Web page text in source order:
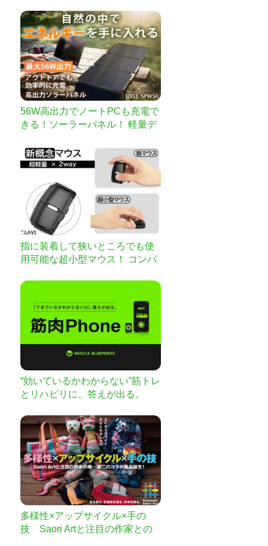
56W高出力でノートPCも充電で
きる！ソーラーパネル！ 軽量デ
高速充電！
指に装着して狭いところでも使
用可能な超小型マウス！ コンパ
横どちらでも自由に使えるマウ
“効いているかわからない”筋トレ
とリハビリに、答えが出る。
多様性×アップサイクル×手の
技 Saori Artと注目の作家との